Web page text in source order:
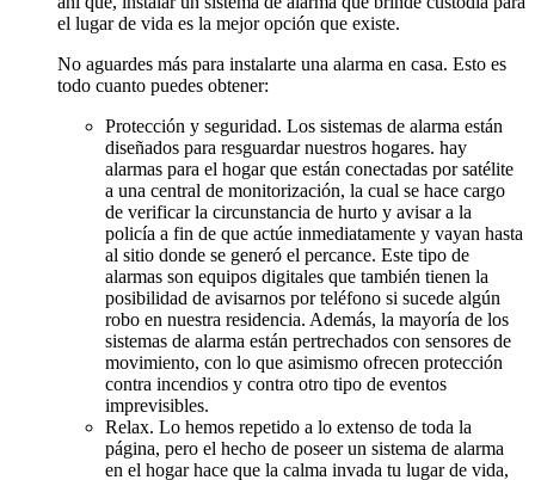
el lugar de vida es la mejor opción que existe.
No aguardes más para instalarte una alarma en casa. Esto es
todo cuanto puedes obtener:
Protección y seguridad. Los sistemas de alarma están
diseñados para resguardar nuestros hogares. hay
alarmas para el hogar que están conectadas por satélite
a una central de monitorización, la cual se hace cargo
de verificar la circunstancia de hurto y avisar a la
policía a fin de que actúe inmediatamente y vayan hasta
al sitio donde se generó el percance. Este tipo de
alarmas son equipos digitales que también tienen la
posibilidad de avisarnos por teléfono si sucede algún
robo en nuestra residencia. Además, la mayoría de los
sistemas de alarma están pertrechados con sensores de
movimiento, con lo que asimismo ofrecen protección
contra incendios y contra otro tipo de eventos
imprevisibles.
Relax. Lo hemos repetido a lo extenso de toda la
página, pero el hecho de poseer un sistema de alarma
en el hogar hace que la calma invada tu lugar de vida,